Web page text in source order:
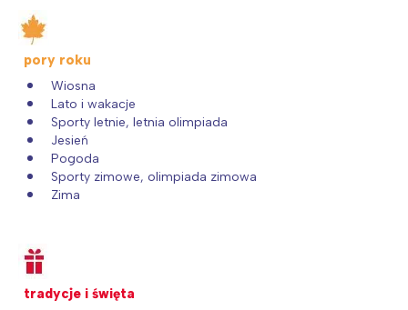
pory roku
Wiosna
Lato i wakacje
Sporty letnie, letnia olimpiada
Jesień
Pogoda
Sporty zimowe, olimpiada zimowa
Zima
tradycje i święta